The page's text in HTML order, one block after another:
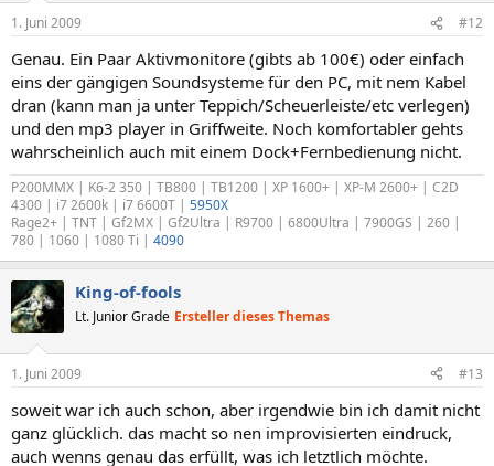
1. Juni 2009 #12
Genau. Ein Paar Aktivmonitore (gibts ab 100€) oder einfach
eins der gängigen Soundsysteme für den PC, mit nem Kabel
dran (kann man ja unter Teppich/Scheuerleiste/etc verlegen)
und den mp3 player in Griffweite. Noch komfortabler gehts
wahrscheinlich auch mit einem Dock+Fernbedienung nicht.
P200MMX | K6-2 350 | TB800 | TB1200 | XP 1600+ | XP-M 2600+ | C2D
4300 | i7 2600k | i7 6600T | 5950X
Rage2+ | TNT | Gf2MX | Gf2Ultra | R9700 | 6800Ultra | 7900GS | 260 |
780 | 1060 | 1080 Ti | 4090
King-of-fools
Lt. Junior Grade Ersteller dieses Themas
1. Juni 2009 #13
soweit war ich auch schon, aber irgendwie bin ich damit nicht
ganz glücklich. das macht so nen improvisierten eindruck,
auch wenns genau das erfüllt, was ich letztlich möchte.